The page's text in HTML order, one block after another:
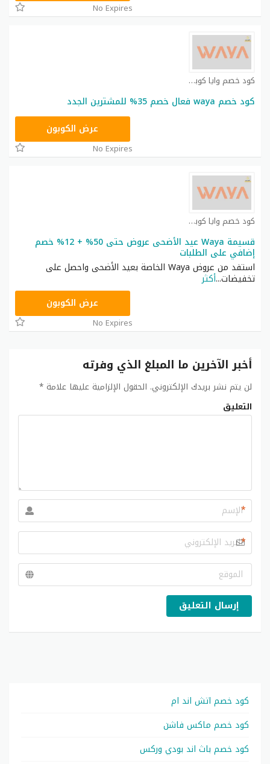
No Expires
كود خصم وايا كوبون
كود خصم waya فعال خصم 35% للمشترين الجدد
WAW6عرض الكوبون
No Expires
كود خصم وايا كوبون
قسيمة Waya عيد الأضحى عروض حتى 50% + 12% خصم
إضافي على الطلبات
استفد من عروض Waya الخاصة بعيد الأضحى واحصل على
تخفيضات...أكثر
عرض الكوبون
No Expires
أخبر الآخرين ما المبلغ الذي وفرته
لن يتم نشر بريدك الإلكتروني. الحقول الإلزامية عليها علامة *
التعليق
*
*
إرسال التعليق
كود خصم اتش اند ام
كود خصم ماكس فاشن
كود خصم باث اند بودي وركس